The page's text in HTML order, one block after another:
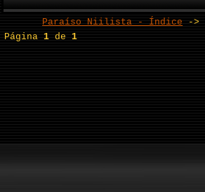
Paraíso Niilista - Índice ->
Página1 de1